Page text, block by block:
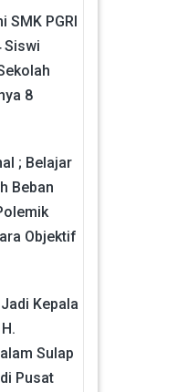
SMK PGRI
Siswi
8
; Belajar
Beban
Objektif
Kepala
Sulap
Pusat